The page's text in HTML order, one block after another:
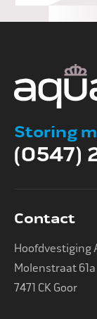
Storing
(0547)
Contact
Hoofdvestiging
Molenstraat 61a
7471 CK Goor